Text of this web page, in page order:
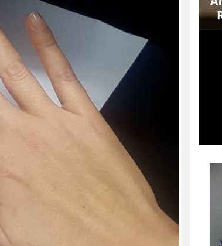
SCACTORS – MATTEO
RICCARDO PALAZZO VINCE
UNA BORSA DI STUDIO